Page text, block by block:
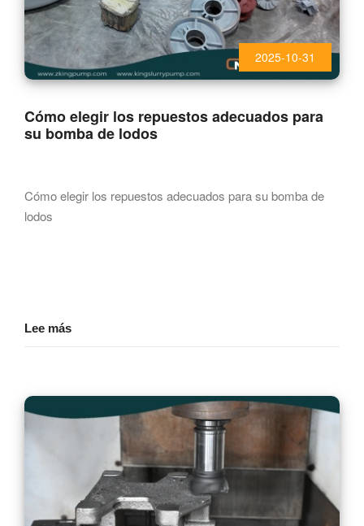
2025-10-31
Cómo elegir los repuestos adecuados para
su bomba de lodos
Cómo elegir los repuestos adecuados para su bomba de
lodos
Lee más